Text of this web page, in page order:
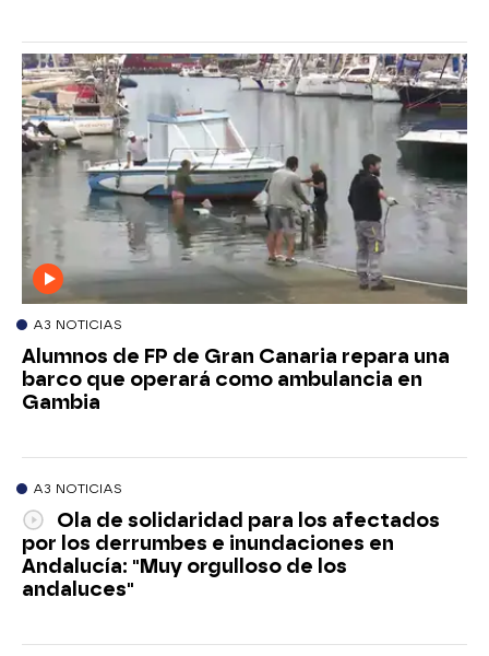
A3 NOTICIAS
Alumnos de FP de Gran Canaria repara una
barco que operará como ambulancia en
Gambia
A3 NOTICIAS
Ola de solidaridad para los afectados
por los derrumbes e inundaciones en
Andalucía: "Muy orgulloso de los
andaluces"